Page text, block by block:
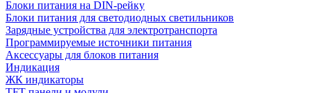
Блоки питания на DIN-рейку
Блоки питания для светодиодных светильников
Зарядные устройства для электротранспорта
Программируемые источники питания
Аксессуары для блоков питания
Индикация
ЖК индикаторы